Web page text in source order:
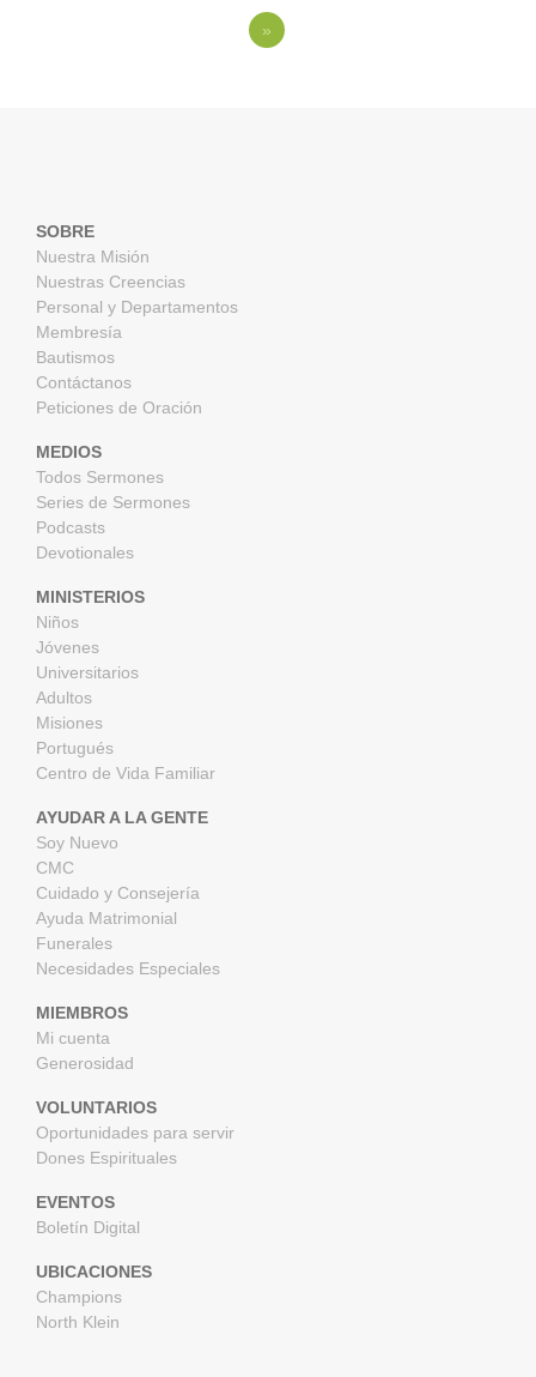
»
SOBRE
Nuestra Misión
Nuestras Creencias
Personal y Departamentos
Membresía
Bautismos
Contáctanos
Peticiones de Oración
MEDIOS
Todos Sermones
Series de Sermones
Podcasts
Devotionales
MINISTERIOS
Niños
Jóvenes
Universitarios
Adultos
Misiones
Portugués
Centro de Vida Familiar
AYUDAR A LA GENTE
Soy Nuevo
CMC
Cuidado y Consejería
Ayuda Matrimonial
Funerales
Necesidades Especiales
MIEMBROS
Mi cuenta
Generosidad
VOLUNTARIOS
Oportunidades para servir
Dones Espirituales
EVENTOS
Boletín Digital
UBICACIONES
Champions
North Klein